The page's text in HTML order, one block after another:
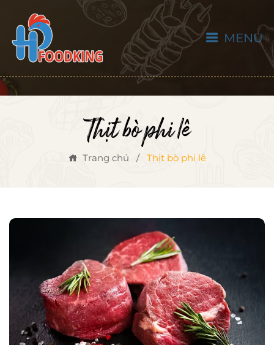
Thịt bò phi lê
Trang chủ / Thịt bò phi lê
MENU